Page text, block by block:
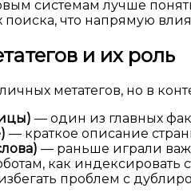
системам лучше
поиска, что напрямую
и их роль
метатегов, но в
— один из главных
— краткое описание
— раньше играли
как
проблем с